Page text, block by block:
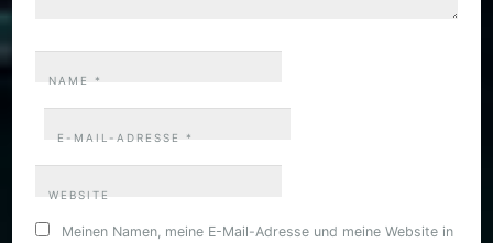
NAME*
E-MAIL-ADRESSE *
WEBSITE
Meinen Namen, meine E-Mail-Adresse und meine Website in